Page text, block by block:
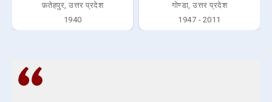
फ़तेहपुर, उत्तर प्रदेश
1940
गोण्डा, उत्तर प्रदेश
1947 - 2011